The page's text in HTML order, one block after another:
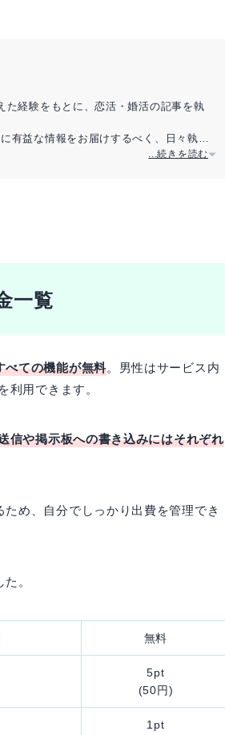
た経験をもとに、恋活・婚活の記事を執
有益な情報をお届けするべく、日々執筆
...続きを読む
一覧
べての機能が無料。男性はサービス内
利用できます。
信や掲示板への書き込みにはそれぞれ
め、自分でしっかり出費を管理でき
。
無料
5pt
(50円)
1pt